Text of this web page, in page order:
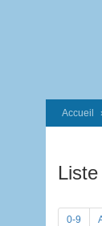
Accueil
0-9